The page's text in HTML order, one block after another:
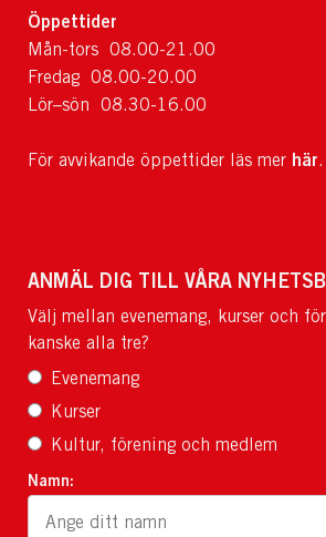
Öppettider
Mån-tors 08.00-21.00
Fredag 08.00-20.00
Lör–sön 08.30-16.00
För avvikande öppettider läs mer här.
ANMÄL DIG TILL VÅRA
Välj mellan evenemang, kurser och
kanske alla tre?
Evenemang
Kurser
Kultur, förening och medlem
Namn: